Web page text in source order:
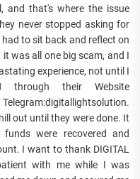
and that's where the issue
never stopped asking for
to sit back and reflect on
was all one big scam, and I
experience, not until I
through their Website
out until they were done. It
were recovered and
I want to thank DIGITAL
with me while I was